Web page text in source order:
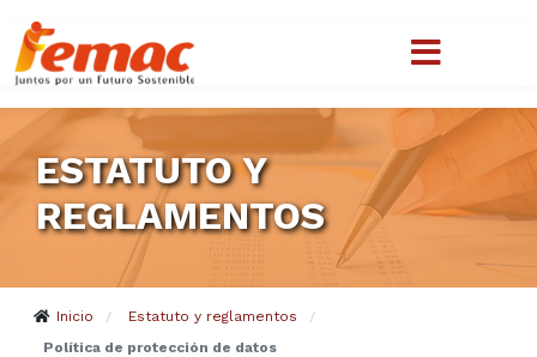
ESTATUTO Y
REGLAMENTOS
Inicio / Estatuto y reglamentos
/
Política de protección de datos